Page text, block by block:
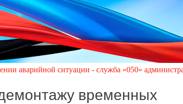
ситуации - служба «050» администрации
временных